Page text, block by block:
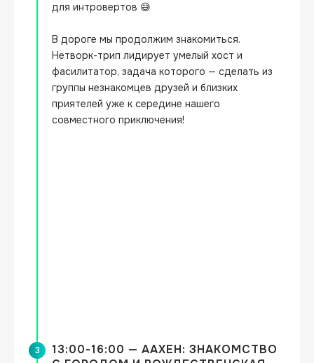
для интровертов 😅
В дороге мы продолжим знакомиться.
Нетворк-трип лидирует умелый хост и
фасилитатор, задача которого — сделать из
группы незнакомцев друзей и близких
приятелей уже к середине нашего
совместного приключения!
3
13:00-16:00 — ААХЕН: ЗНАКОМСТВО